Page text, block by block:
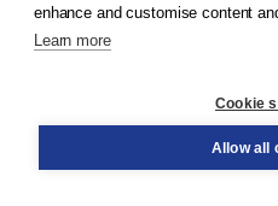
Order
enhance and customise content
Learn more
Cookie
Allow all